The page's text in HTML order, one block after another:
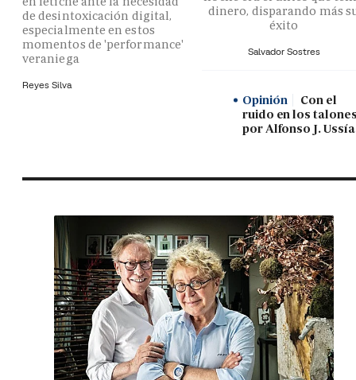
de desintoxicación digital,
especialmente en estos
momentos de 'performance'
veraniega
Reyes Silva
dinero, disparando más
éxito
Salvador Sostres
Opinión
Con el
ruido en los
por Alfonso J. Ussía